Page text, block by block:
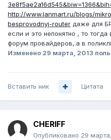
http://www.lanmart.ru/blogs/
besprovodnyj-router даже для
если и это непонятно , то
форум провайдеров,.а в
Изменено 29 марта, 2013
Вставить ник Цитата
CHERIFF
Опубликовано 29